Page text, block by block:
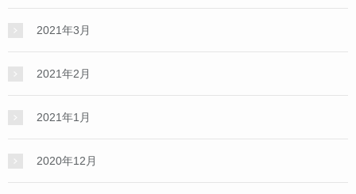
2021年3月
2021年2月
2021年1月
2020年12月